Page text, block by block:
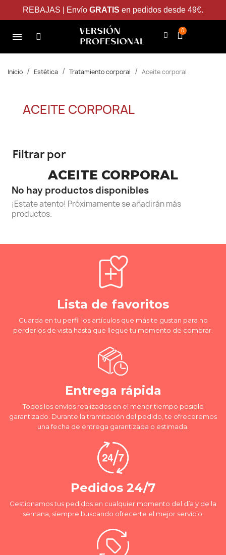
REBAJAS | Envío GRATIS en pedidos desde 49€.
Inicio Estética Tratamiento corporal Aceite corporal
ACEITE CORPORAL
Filtrar por
ACEITE CORPORAL
No hay productos disponibles
¡Estate atento! Próximamente se añadirán más
productos.
Lista de favoritos
Guarda en tu perfil los artículos que más te gustan para no
perderlos de vista hasta que llegue tu momento de comprar.
Entrega rápida
Todos los envíos realizados en el menor tiempo posible
garantizado. Durante la tramitación del pedido, te ofreceremos
una fecha de entrega garantizada o estimada.
Pedidos 24/7
Gestionamos tus pedidos en cualquier momento del día y de la
semana, siempre buscando ofrecerte el mejor servicio.